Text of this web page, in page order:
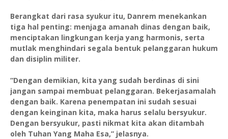
Berangkat dari rasa syukur itu, Danrem menekankan
tiga hal penting: menjaga amanah dinas dengan baik,
menciptakan lingkungan kerja yang harmonis, serta
mutlak menghindari segala bentuk pelanggaran hukum
dan disiplin militer.
“Dengan demikian, kita yang sudah berdinas di sini
jangan sampai membuat pelanggaran. Bekerjasamalah
dengan baik. Karena penempatan ini sudah sesuai
dengan keinginan kita, maka harus selalu bersyukur.
Dengan bersyukur, pasti nikmat kita akan ditambah
oleh Tuhan Yang Maha Esa,” jelasnya.